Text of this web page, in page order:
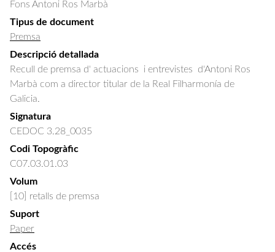
Fons Antoni Ros Marbà
Tipus de document
Premsa
Descripció detallada
Recull de premsa d' actuacions  i entrevistes  d'Antoni Ros
Marbà com a director titular de la Real Filharmonía de
Galicia.
Signatura
CEDOC 3.28_0035
Codi Topogràfic
C07.03.01.03
Volum
[10] retalls de premsa
Suport
Paper
Accés